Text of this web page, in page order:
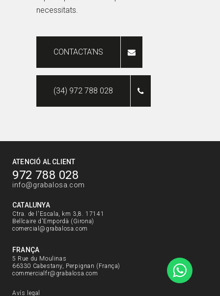
necessitats.
CONTACTA'NS
(34) 972 788 028
ATENCIÓ AL CLIENT
972 788 028
info@grabalosa.com
CATALUNYA
Ctra. de l'Escala, km 3,8. 17141
Bellcaire d'Empordà (Girona)
comercial@grabalosa.com
FRANÇA
5 Rue du Moulinas
66330 Cabestany, Perpignan (França)
commercialfr@grabalosa.com
Avís legal